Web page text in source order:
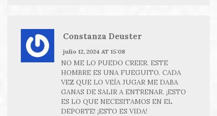
Constanza Deuster
julio 12, 2024 AT 15:08
NO ME LO PUEDO CREER. ESTE
HOMBRE ES UNA FUEGUITO. CADA
VEZ QUE LO VEÍA JUGAR ME DABA
GANAS DE SALIR A ENTRENAR. ¡ESTO
ES LO QUE NECESITAMOS EN EL
DEPORTE! ¡ESTO ES VIDA!